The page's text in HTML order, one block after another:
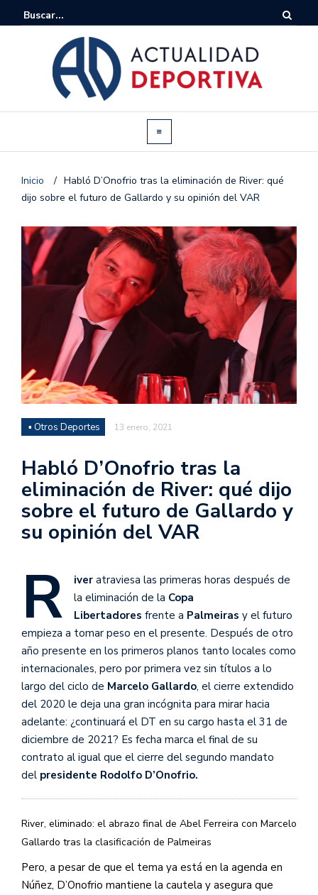
Inicio / Habló D’Onofrio tras la eliminación de River: qué
dijo sobre el futuro de Gallardo y su opinión del VAR
▪ Otros Deportes 13 enero, 2021
Habló D’Onofrio tras la
eliminación de River: qué dijo
sobre el futuro de Gallardo y
su opinión del VAR
R iver atraviesa las primeras horas después de
la eliminación de la Copa
Libertadores frente a Palmeiras y el futuro
empieza a tomar peso en el presente. Después de otro
año presente en los primeros planos tanto locales como
internacionales, pero por primera vez sin títulos a lo
largo del ciclo de Marcelo Gallardo, el cierre extendido
del 2020 le deja una gran incógnita para mirar hacia
adelante: ¿continuará el DT en su cargo hasta el 31 de
diciembre de 2021? Es fecha marca el final de su
contrato al igual que el cierre del segundo mandato
del presidente Rodolfo D’Onofrio.
River, eliminado: el abrazo final de Abel Ferreira con Marcelo
Gallardo tras la clasificación de Palmeiras
Pero, a pesar de que el tema ya está en la agenda en
Núñez, D’Onofrio mantiene la cautela y asegura que